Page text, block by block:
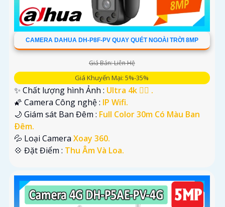
CAMERA DAHUA DH-P8F-PV QUAY QUÉT NGOÀI TRỜI 8MP
Giá Bán: Liên Hệ
Giá Khuyến Mại: 5%-35%
✨ Chất lượng hình Ảnh : Ultra 4k 👍🏾 .
🌠 Camera Công nghệ : IP Wifi.
🌙 Giám sát Ban Đêm : Full Color 30m Có Màu Ban
Ðêm.
💦 Loại Camera Xoay 360.
️💠 Đặt Điểm : Thu Âm Và Loa.